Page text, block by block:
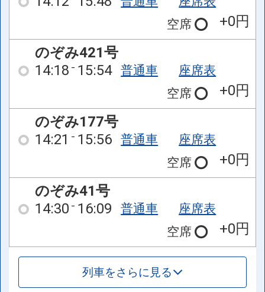
空席
+0円
のぞみ421号
14:18 15:54 普通車
座席表
空席
+0円
のぞみ177号
14:21
15:56 普通車
座席表
空席
+0円
のぞみ41号
14:30 16:09 普通車
座席表
空席
+0円
列車をさらに見る